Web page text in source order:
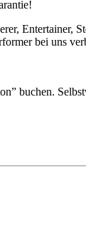
Entertainer,
bei uns
buchen.